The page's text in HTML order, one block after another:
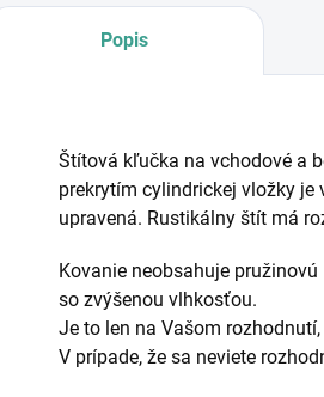
Popis
Štítová kľučka na vchodové a
prekrytím cylindrickej vložky
upravená. Rustikálny štít má
Kovanie neobsahuje
so zvýšenou vlhkosťou.
Je to len na Vašom
V prípade, že sa neviete